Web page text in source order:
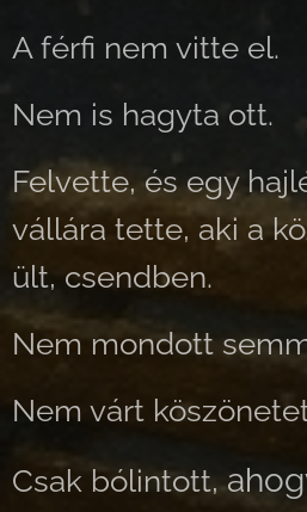
A férfi nem vitte el.
Nem is hagyta ott.
Felvette, és egy
vállára tette, aki a
ült, csendben.
Nem mondott
Nem várt
Csak bólintott,